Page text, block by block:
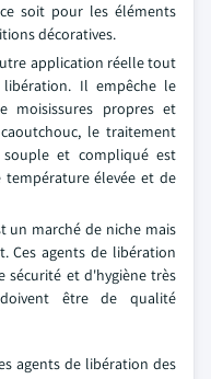
soit pour les éléments
décoratives.
application réelle tout
Il empêche le
moisissures propres et
le traitement
et compliqué est
température élevée et de
un marché de niche mais
Ces agents de libération
sécurité et d'hygiène très
être de qualité
agents de libération des